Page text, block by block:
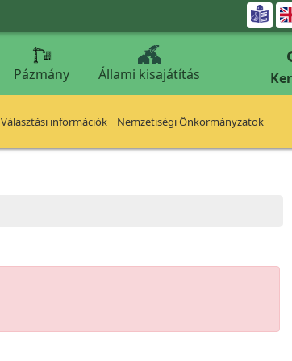
Pázmány Állami kisajátítás
Választási információk Nemzetiségi Önkormányzatok